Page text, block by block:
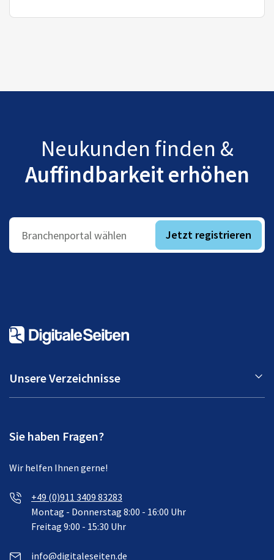
Neukunden finden &
Auffindbarkeit erhöhen
Branchenportal wählen Jetzt registrieren
Unsere Verzeichnisse
Sie haben Fragen?
Wir helfen Ihnen gerne!
+49 (0)911 3409 83283
Montag - Donnerstag 8:00 - 16:00 Uhr
Freitag 9:00 - 15:30 Uhr
info@digitaleseiten.de